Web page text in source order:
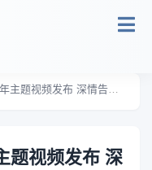
视频发布 深情告白玩家情谊
题视频发布 深